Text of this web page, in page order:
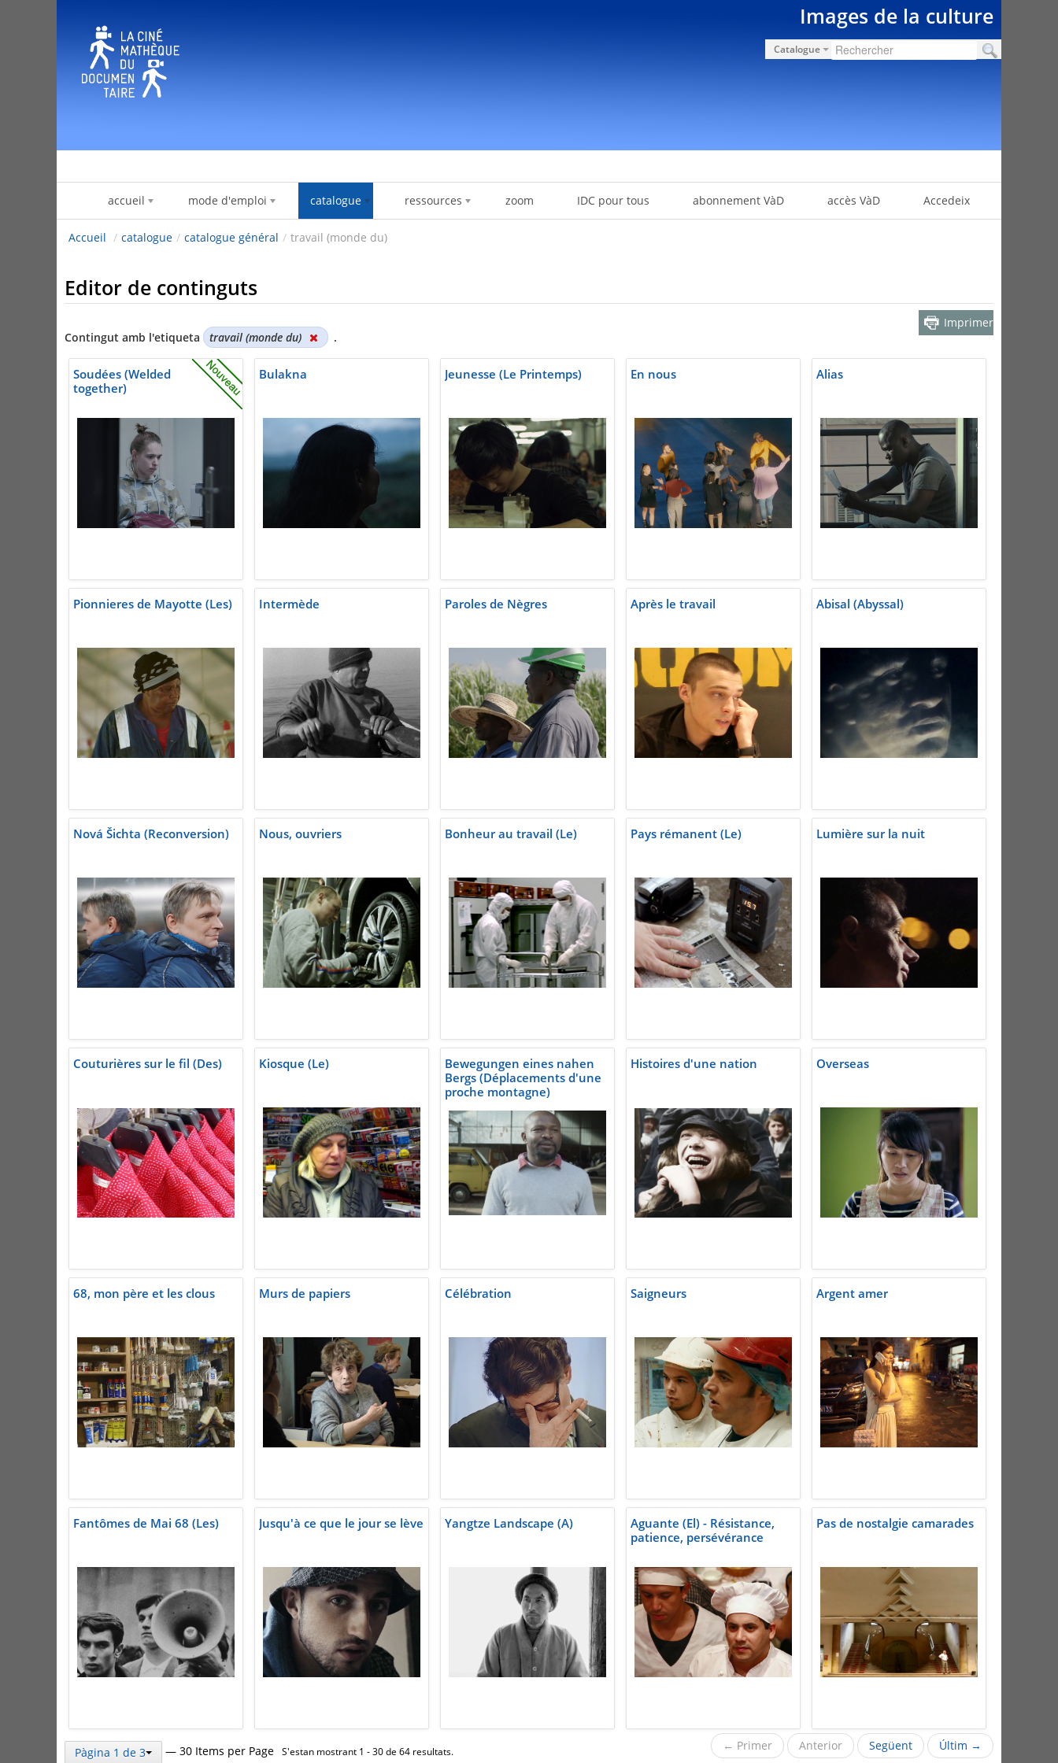
Images de la culture
Catalogue
accueil mode d'emploi catalogue ressources zoom IDC pour tous abonnement VàD accès VàD Accedeix
Accueil / catalogue / catalogue général / travail (monde du)
Editor de continguts
Contingut amb l'etiqueta travail (monde du) .
Imprimer
Soudées (Welded
together)
Bulakna Jeunesse (Le Printemps) En nous Alias
Pionnieres de Mayotte (Les) Intermède Paroles de Nègres Après le travail Abisal (Abyssal)
Nová Šichta (Reconversion) Nous, ouvriers Bonheur au travail (Le) Pays rémanent (Le) Lumière sur la nuit
Couturières sur le fil (Des) Kiosque (Le)
Bewegungen eines nahen
Bergs (Déplacements d'une
proche montagne)
Histoires d'une nation Overseas
68, mon père et les clous Murs de papiers Célébration Saigneurs Argent amer
Fantômes de Mai 68 (Les) Jusqu'à ce que le jour se lève Yangtze Landscape (A)
Aguante (El) - Résistance,
patience, persévérance
Pas de nostalgie camarades
Pàgina 1 de 3 — 30 Items per Page S'estan mostrant 1 - 30 de 64 resultats. ← Primer Anterior Següent Últim →